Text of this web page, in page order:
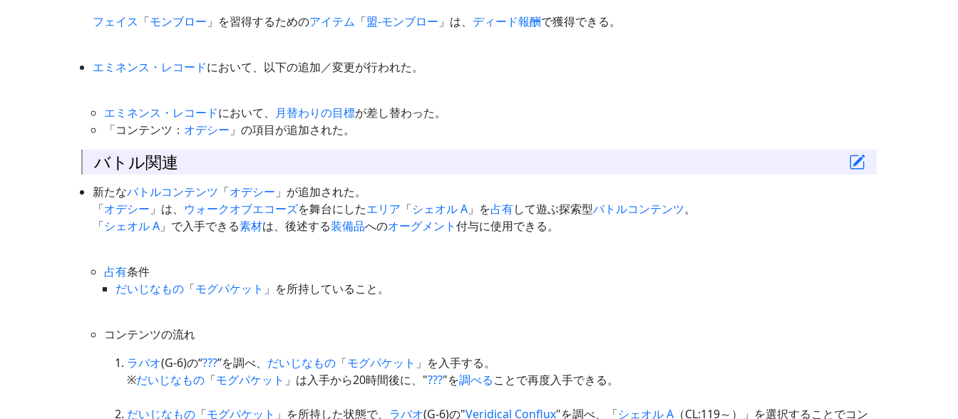
フェイス 「モンブロー 」を習得するためのアイテム 「盟-モンブロー 」は、 ディード報酬で獲得できる。
エミネンス・レコードにおいて、以下の追加／変更が行われた。
エミネンス・レコードにおいて、 月替わりの目標が差し替わった。
「コンテンツ： オデシー 」の項目が追加された。
バトル関連
新たなバトルコンテンツ 「オデシー 」が追加された。
「オデシー 」は、 ウォークオブエコーズを舞台にしたエリア 「シェオル A 」を占有して遊ぶ探索型バトルコンテンツ。
「シェオル A 」で入手できる素材は、後述する装備品へのオーグメント付与に使用できる。
占有条件
だいじなもの 「モグパケット 」を所持していること。
コンテンツの流れ
ラバオ(G-6)の“???”を調べ、 だいじなもの 「モグパケット 」を入手する。
※だいじなもの 「モグパケット 」は入手から20時間後に、"???"を調べることで再度入手できる。
だいじなもの 「モグパケット 」を所持した状態で、 ラバオ(G-6)の"Veridical Conflux"を調べ、「シェオル A （CL:119～）」を選択することでコン